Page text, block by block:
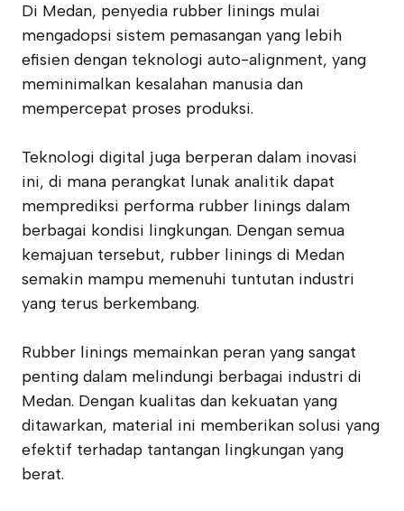
Di Medan, penyedia rubber linings mulai
mengadopsi sistem pemasangan yang lebih
efisien dengan teknologi auto-alignment, yang
meminimalkan kesalahan manusia dan
mempercepat proses produksi.
Teknologi digital juga berperan dalam inovasi
ini, di mana perangkat lunak analitik dapat
memprediksi performa rubber linings dalam
berbagai kondisi lingkungan. Dengan semua
kemajuan tersebut, rubber linings di Medan
semakin mampu memenuhi tuntutan industri
yang terus berkembang.
Rubber linings memainkan peran yang sangat
penting dalam melindungi berbagai industri di
Medan. Dengan kualitas dan kekuatan yang
ditawarkan, material ini memberikan solusi yang
efektif terhadap tantangan lingkungan yang
berat.